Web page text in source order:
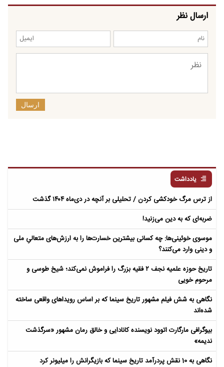
ارسال نظر
ارسال
یادداشت
از ترس مرگ خودکشی کردن / تحلیلی بر آنچه در دی‌ماه ۱۴۰۴ گذشت
ضربه‌ای که به دین می‌زنید!
موسوی خوئینی‌ها: چه کسانی بیشترین خسارت‌ها را به ارزش‌های متعالیِ ملی
و دینی وارد می‌کنند؟
تاریخ حوزه علمیه نجف ۲ فقیه بزرگ را فراموش نمی‌کند؛ شیخ طوسی و
مرحوم خویی
نگاهی به شش فیلم مشهور تاریخ سینما که بر اساس رویداهای واقعی ساخته
شده‌اند
بیوگرافی مارگارت اتوود نویسنده کانادایی و خالق رمان مشهور «سرگذشت
ندیمه»
نگاهی به 10 نقش پردرآمد تاریخ سینما که بازیگرانش را میلیونر کرد